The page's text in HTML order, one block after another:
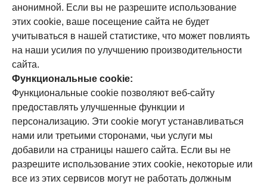
анонимной. Если вы не разрешите использование
этих cookie, ваше посещение сайта не будет
учитываться в нашей статистике, что может повлиять
на наши усилия по улучшению производительности
сайта.
Функциональные cookie:
Функциональные cookie позволяют веб-сайту
предоставлять улучшенные функции и
персонализацию. Эти cookie могут устанавливаться
нами или третьими сторонами, чьи услуги мы
добавили на страницы нашего сайта. Если вы не
разрешите использование этих cookie, некоторые или
все из этих сервисов могут не работать должным